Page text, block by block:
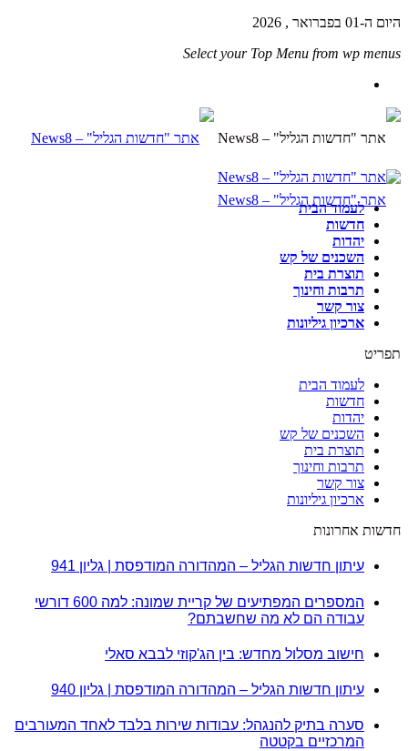
היום ה-01 בפברואר , 2026
Select your Top Menu from wp menus
לעמוד הבית
חדשות
יהדות
השכנים של קש
תוצרת בית
תרבות וחינוך
צור קשר
ארכיון גיליונות
תפריט
לעמוד הבית
חדשות
יהדות
השכנים של קש
תוצרת בית
תרבות וחינוך
צור קשר
ארכיון גיליונות
חדשות אחרונות
עיתון חדשות הגליל – המהדורה המודפסת | גליון 941
המספרים המפתיעים של קריית שמונה: למה 600 דורשי
עבודה הם לא מה שחשבתם?
חישוב מסלול מחדש: בין הג'קוזי לבבא סאלי
עיתון חדשות הגליל – המהדורה המודפסת | גליון 940
סערה בתיק להנגהל: עבודות שירות בלבד לאחד המעורבים
המרכזיים בקטטה